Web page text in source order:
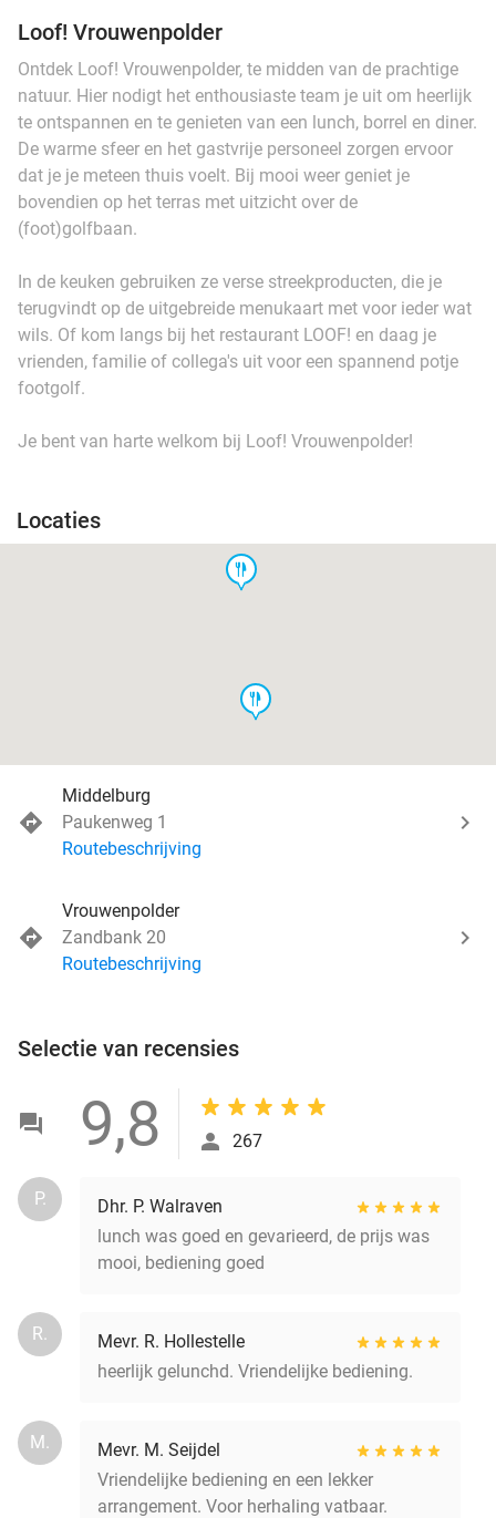
Loof! Vrouwenpolder
Ontdek Loof! Vrouwenpolder, te midden van de prachtige
natuur. Hier nodigt het enthousiaste team je uit om heerlijk
te ontspannen en te genieten van een lunch, borrel en diner.
De warme sfeer en het gastvrije personeel zorgen ervoor
dat je je meteen thuis voelt. Bij mooi weer geniet je
bovendien op het terras met uitzicht over de
(foot)golfbaan.
In de keuken gebruiken ze verse streekproducten, die je
terugvindt op de uitgebreide menukaart met voor ieder wat
wils. Of kom langs bij het restaurant LOOF! en daag je
vrienden, familie of collega's uit voor een spannend potje
footgolf.
Je bent van harte welkom bij Loof! Vrouwenpolder!
Locaties
food
food
Middelburg
Paukenweg 1
Routebeschrijving
Vrouwenpolder
Zandbank 20
Routebeschrijving
Selectie van recensies
9,8 267
P.
Dhr. P. Walraven
lunch was goed en gevarieerd, de prijs was
mooi, bediening goed
R.
Mevr. R. Hollestelle
heerlijk gelunchd. Vriendelijke bediening.
M.
Mevr. M. Seijdel
Vriendelijke bediening en een lekker
arrangement. Voor herhaling vatbaar.